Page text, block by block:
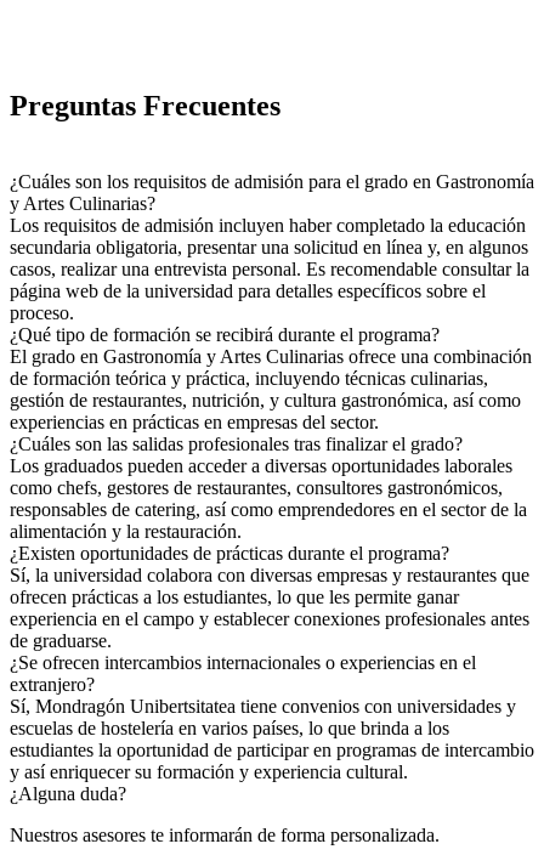
Preguntas Frecuentes
¿Cuáles son los requisitos de admisión para el grado en Gastronomía
y Artes Culinarias?
Los requisitos de admisión incluyen haber completado la educación
secundaria obligatoria, presentar una solicitud en línea y, en algunos
casos, realizar una entrevista personal. Es recomendable consultar la
página web de la universidad para detalles específicos sobre el
proceso.
¿Qué tipo de formación se recibirá durante el programa?
El grado en Gastronomía y Artes Culinarias ofrece una combinación
de formación teórica y práctica, incluyendo técnicas culinarias,
gestión de restaurantes, nutrición, y cultura gastronómica, así como
experiencias en prácticas en empresas del sector.
¿Cuáles son las salidas profesionales tras finalizar el grado?
Los graduados pueden acceder a diversas oportunidades laborales
como chefs, gestores de restaurantes, consultores gastronómicos,
responsables de catering, así como emprendedores en el sector de la
alimentación y la restauración.
¿Existen oportunidades de prácticas durante el programa?
Sí, la universidad colabora con diversas empresas y restaurantes que
ofrecen prácticas a los estudiantes, lo que les permite ganar
experiencia en el campo y establecer conexiones profesionales antes
de graduarse.
¿Se ofrecen intercambios internacionales o experiencias en el
extranjero?
Sí, Mondragón Unibertsitatea tiene convenios con universidades y
escuelas de hostelería en varios países, lo que brinda a los
estudiantes la oportunidad de participar en programas de intercambio
y así enriquecer su formación y experiencia cultural.
¿Alguna duda?
Nuestros asesores te informarán de forma personalizada.